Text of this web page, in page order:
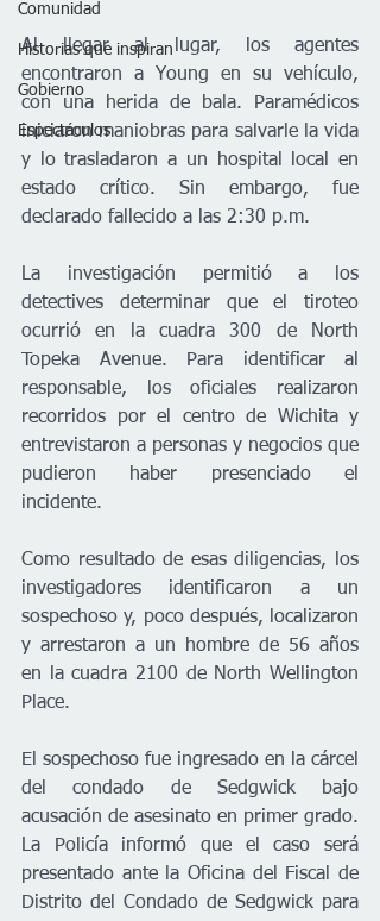
Comunidad
Historias que inspiran
Gobierno
Espectáculos
Al llegar al lugar, los agentes
encontraron a Young en su vehículo,
con una herida de bala. Paramédicos
iniciaron maniobras para salvarle la vida
y lo trasladaron a un hospital local en
estado crítico. Sin embargo, fue
declarado fallecido a las 2:30 p.m.
La investigación permitió a los
detectives determinar que el tiroteo
ocurrió en la cuadra 300 de North
Topeka Avenue. Para identificar al
responsable, los oficiales realizaron
recorridos por el centro de Wichita y
entrevistaron a personas y negocios que
pudieron haber presenciado el
incidente.
Como resultado de esas diligencias, los
investigadores identificaron a un
sospechoso y, poco después, localizaron
y arrestaron a un hombre de 56 años
en la cuadra 2100 de North Wellington
Place.
El sospechoso fue ingresado en la cárcel
del condado de Sedgwick bajo
acusación de asesinato en primer grado.
La Policía informó que el caso será
presentado ante la Oficina del Fiscal de
Distrito del Condado de Sedgwick para